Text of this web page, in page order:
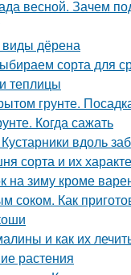
весной. Зачем
дёрена
сорта для
теплицы
грунте.
Когда сажать
вдоль
сорта и их
на зиму кроме
соком. Как
и как их
растения